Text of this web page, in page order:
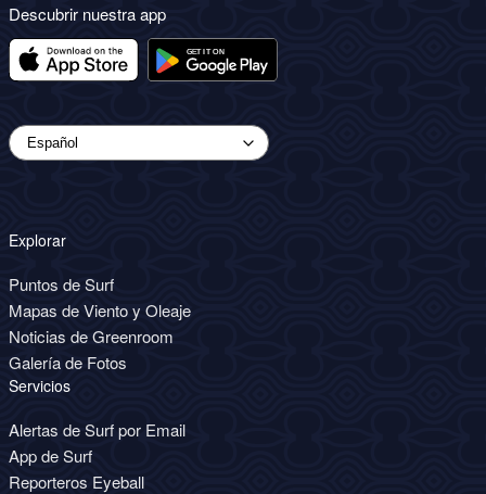
Descubrir nuestra app
Explorar
Puntos de Surf
Mapas de Viento y Oleaje
Noticias de Greenroom
Galería de Fotos
Servicios
Alertas de Surf por Email
App de Surf
Reporteros Eyeball